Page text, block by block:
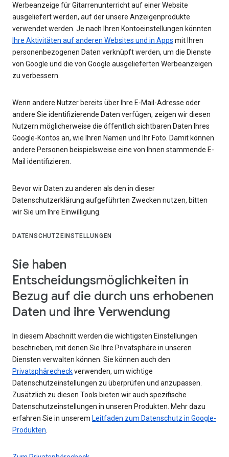
Werbeanzeige für Gitarrenunterricht auf einer Website
ausgeliefert werden, auf der unsere Anzeigenprodukte
verwendet werden. Je nach Ihren Kontoeinstellungen könnten
Ihre Aktivitäten auf anderen Websites und in Apps mit Ihren
personenbezogenen Daten verknüpft werden, um die Dienste
von Google und die von Google ausgelieferten Werbeanzeigen
zu verbessern.
Wenn andere Nutzer bereits über Ihre E-Mail-Adresse oder
andere Sie identifizierende Daten verfügen, zeigen wir diesen
Nutzern möglicherweise die öffentlich sichtbaren Daten Ihres
Google-Kontos an, wie Ihren Namen und Ihr Foto. Damit können
andere Personen beispielsweise eine von Ihnen stammende E-
Mail identifizieren.
Bevor wir Daten zu anderen als den in dieser
Datenschutzerklärung aufgeführten Zwecken nutzen, bitten
wir Sie um Ihre Einwilligung.
DATENSCHUTZEINSTELLUNGEN
Sie haben
Entscheidungsmöglichkeiten in
Bezug auf die durch uns erhobenen
Daten und ihre Verwendung
In diesem Abschnitt werden die wichtigsten Einstellungen
beschrieben, mit denen Sie Ihre Privatsphäre in unseren
Diensten verwalten können. Sie können auch den
Privatsphärecheckverwenden, um wichtige
Datenschutzeinstellungen zu überprüfen und anzupassen.
Zusätzlich zu diesen Tools bieten wir auch spezifische
Datenschutzeinstellungen in unseren Produkten. Mehr dazu
erfahren Sie in unserem Leitfaden zum Datenschutz in Google-
Produkten